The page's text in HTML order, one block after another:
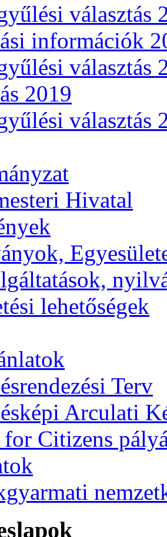
választás
információk
választás
2019
választás
Hivatal
lehetőségek
Terv
Arculati
Citizens